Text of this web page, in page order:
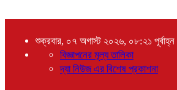
শুক্রবার, ০৭ অগাস্ট ২০২৬, ০৮:২১ পূর্বাহ্ন
বিজ্ঞাপনের মূল্য তালিকা
দ্যা নিউজ এর বিশেষ প্রকাশনা